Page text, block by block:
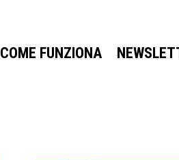
COME FUNZIONA
COME FUNZIONA